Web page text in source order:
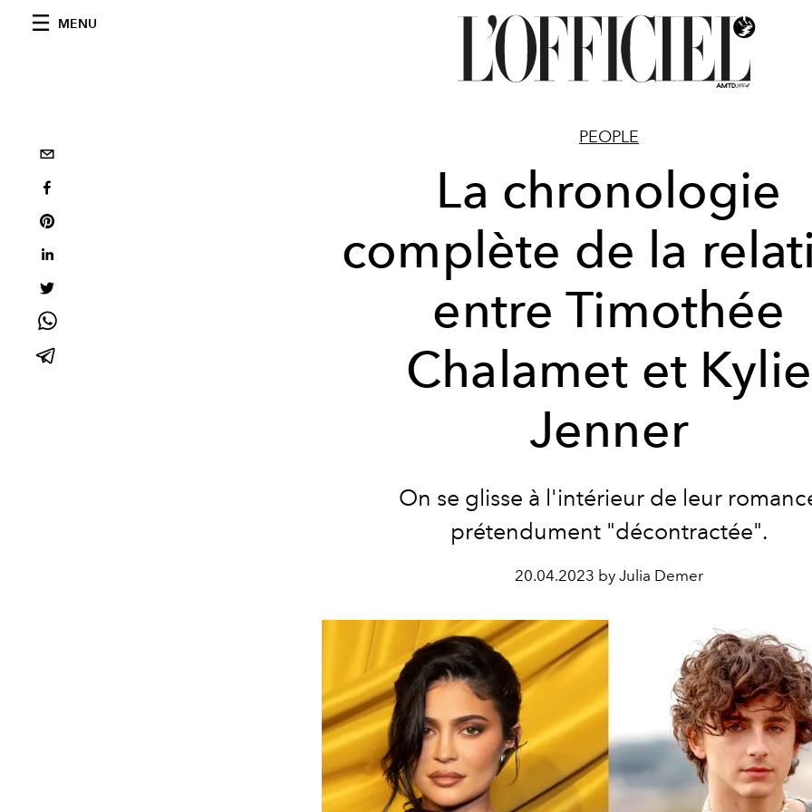
MENU
PEOPLE
La chronologie
complète de la
entre Timothée
Chalamet et Kylie
Jenner
On se glisse à l'intérieur de leur
prétendument "décontractée".
20.04.2023 by Julia Demer